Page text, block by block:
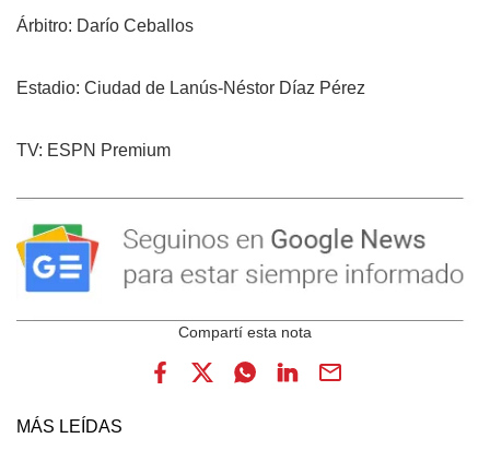
Árbitro: Darío Ceballos
Estadio: Ciudad de Lanús-Néstor Díaz Pérez
TV: ESPN Premium
MÁS LEÍDAS